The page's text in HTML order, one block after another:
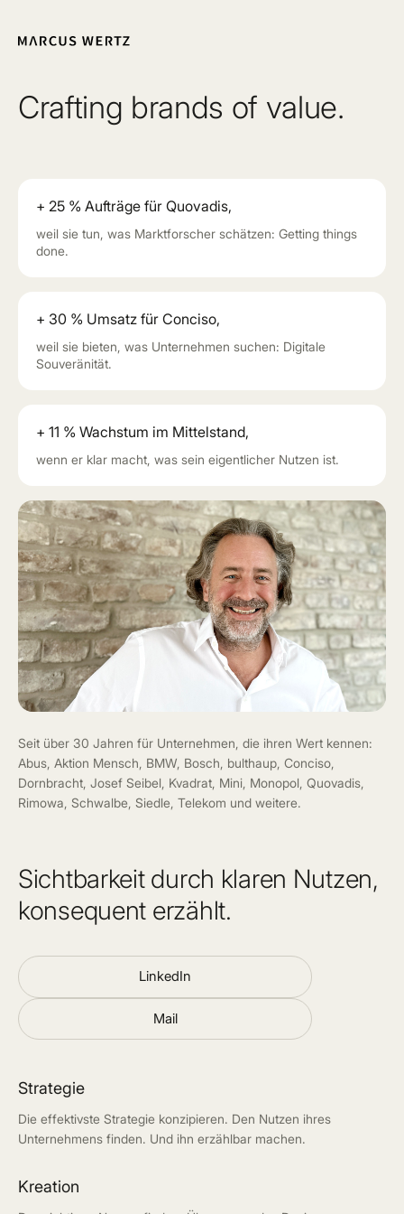
Crafting brands of value.
+ 25 % Aufträge für Quovadis,
weil sie tun, was Marktforscher schätzen: Getting things
done.
+ 30 % Umsatz für Conciso,
weil sie bieten, was Unternehmen suchen: Digitale
Souveränität.
+ 11 % Wachstum im Mittelstand,
wenn er klar macht, was sein eigentlicher Nutzen ist.
Seit über 30 Jahren für Unternehmen, die ihren Wert kennen:
Abus, Aktion Mensch, BMW, Bosch, bulthaup, Conciso,
Dornbracht, Josef Seibel, Kvadrat, Mini, Monopol, Quovadis,
Rimowa, Schwalbe, Siedle, Telekom und weitere.
Sichtbarkeit durch klaren Nutzen,
konsequent erzählt.
LinkedIn
Mail
Strategie
Die effektivste Strategie konzipieren. Den Nutzen ihres
Unternehmens finden. Und ihn erzählbar machen.
Kreation